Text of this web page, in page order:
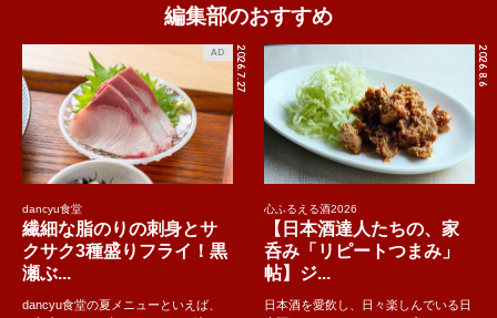
編集部のおすすめ
2026.7.27
AD
dancyu食堂
繊細な脂のりの刺身とサ
クサク3種盛りフライ！黒
瀬ぶ...
dancyu食堂の夏メニューといえば、
2026.8.6
心ふるえる酒2026
【日本酒達人たちの、家
呑み「リピートつまみ」
帖】ジ...
日本酒を愛飲し、日々楽しんでいる日